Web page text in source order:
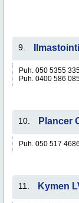
9.
Puh. 050 5355
Puh. 0400 586
10. Plancer
Puh. 050 517 4686
11. Kymen